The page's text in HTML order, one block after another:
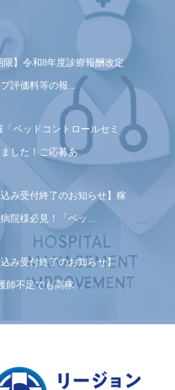
限】令和8年度診療報酬改定
評価料等の報...
「ベッドコントロールセミ
した！ご応募あ...
み受付終了のお知らせ】稼
院様必見！「ベッ...
み受付終了のお知らせ】
師不足でも高稼...